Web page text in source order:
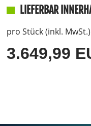
LIEFERBAR
pro Stück (inkl. MwSt.)
3.649,99